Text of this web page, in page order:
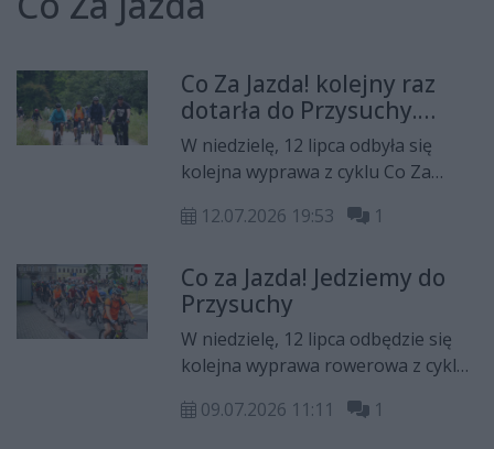
Co Za Jazda! kolejny raz
dotarła do Przysuchy.
Pogoda nie odstraszyła
uczestników
W niedzielę, 12 lipca odbyła się
kolejna wyprawa z cyklu Co Za
wybrali się do Przysuchy. Mimo że
uczestnicy dotarli pełni energii i z
uśmiechami na twarzach.
12.07.2026 19:53 1
Co za Jazda! Jedziemy do
Przysuchy
W niedzielę, 12 lipca odbędzie się
kolejna wyprawa rowerowa z cyklu
09.07.2026 11:11 1